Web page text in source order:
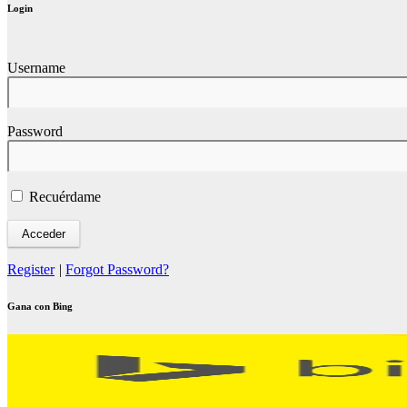
Login
Username
Password
Recuérdame
Register Forgot Password?
Gana con Bing